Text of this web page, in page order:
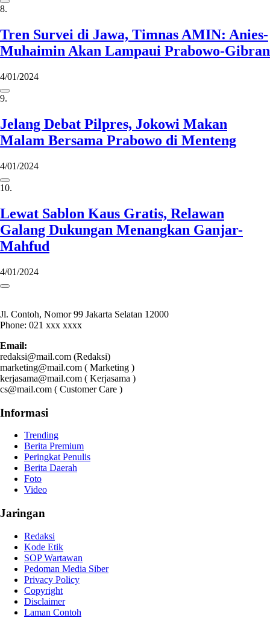
8.
Tren Survei di Jawa, Timnas AMIN: Anies-
Muhaimin Akan Lampaui Prabowo-Gibran
4/01/2024
9.
Jelang Debat Pilpres, Jokowi Makan
Malam Bersama Prabowo di Menteng
4/01/2024
10.
Lewat Sablon Kaus Gratis, Relawan
Galang Dukungan Menangkan Ganjar-
Mahfud
4/01/2024
Jl. Contoh, Nomor 99 Jakarta Selatan 12000
Phone: 021 xxx xxxx
Email:
redaksi@mail.com (Redaksi)
marketing@mail.com ( Marketing )
kerjasama@mail.com ( Kerjasama )
cs@mail.com ( Customer Care )
Informasi
Trending
Berita Premium
Peringkat Penulis
Berita Daerah
Foto
Video
Jaringan
Redaksi
Kode Etik
SOP Wartawan
Pedoman Media Siber
Privacy Policy
Copyright
Disclaimer
Laman Contoh